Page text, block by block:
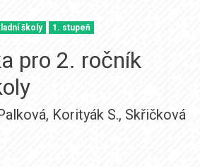
školy 1. stupeň
pro 2. ročník
, Korityák S., Skřičková